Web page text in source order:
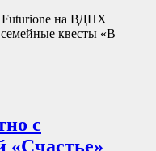
Futurione на ВДНХ
квесты «В
с